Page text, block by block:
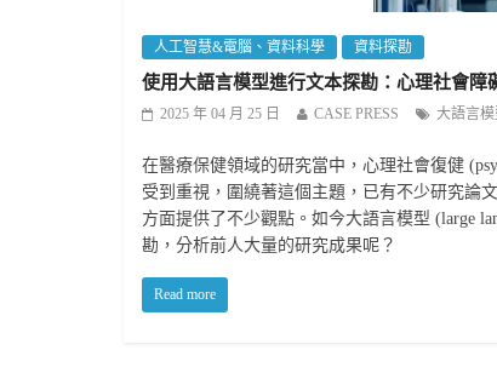
人工智慧&電腦、資料科學 資料探勘
使用大語言模型進行文本探勘：心理社會障
2025 年 04 月 25 日 CASE PRESS 大語言模
在醫療保健領域的研究當中，心理社會復健
受到重視，圍繞著這個主題，已有不少研究論
方面提供了不少觀點。如今大語言模型 (large
勘，分析前人大量的研究成果呢？
Read more